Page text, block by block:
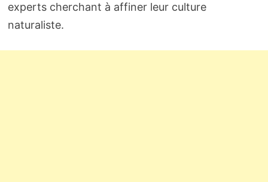
experts cherchant à affiner leur culture
naturaliste.